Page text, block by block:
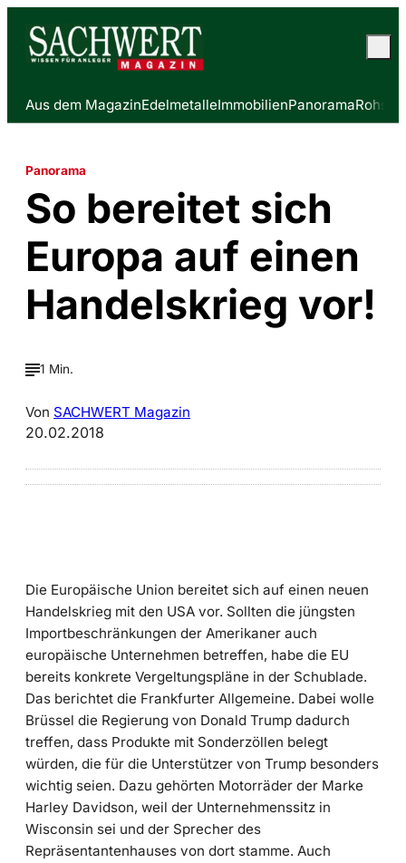
Aus dem MagazinEdelmetalleImmobilienPanorama
Panorama
So bereitet sich
Europa auf einen
Handelskrieg vor!
1 Min.
Von SACHWERT Magazin
20.02.2018
Die Europäische Union bereitet sich auf einen neuen
Handelskrieg mit den USA vor. Sollten die jüngsten
Importbeschränkungen der Amerikaner auch
europäische Unternehmen betreffen, habe die EU
bereits konkrete Vergeltungspläne in der Schublade.
Das berichtet die Frankfurter Allgemeine. Dabei wolle
Brüssel die Regierung von Donald Trump dadurch
treffen, dass Produkte mit Sonderzöllen belegt
würden, die für die Unterstützer von Trump besonders
wichtig seien. Dazu gehörten Motorräder der Marke
Harley Davidson, weil der Unternehmenssitz in
Wisconsin sei und der Sprecher des
Repräsentantenhauses von dort stamme. Auch